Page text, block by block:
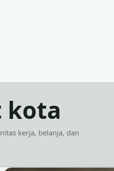
kota
kerja, belanja, dan